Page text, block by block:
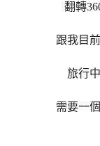
翻轉
跟我目
旅行
需要一